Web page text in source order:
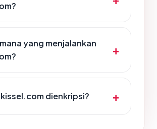
yang menjalankan
dienkripsi?